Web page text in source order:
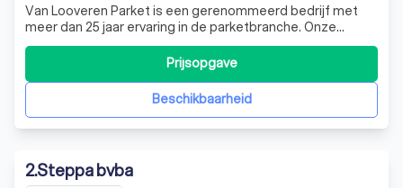
Van Looveren Parket is een gerenommeerd bedrijf met
meer dan 25 jaar ervaring in de parketbranche. Onze
passie voor hout en vakmanschap heeft ons tot een
referentie in de sector gemaakt. Ons team bestaat uit
enthousiaste parketleggers en houtspecialisten die geen
enkele uitdaging uit de weg gaan. Da
Beschikbaarheid
Prijsopgave
2.Steppa bvba